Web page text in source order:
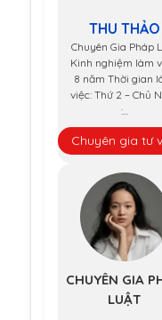
THU THẢO
Chuyên Gia Pháp
Kinh nghiệm làm
8 năm Thời gian
việc: Thứ 2 – Chủ
:...
Chuyên gia tư
CHUYÊN GIA
LUẬT